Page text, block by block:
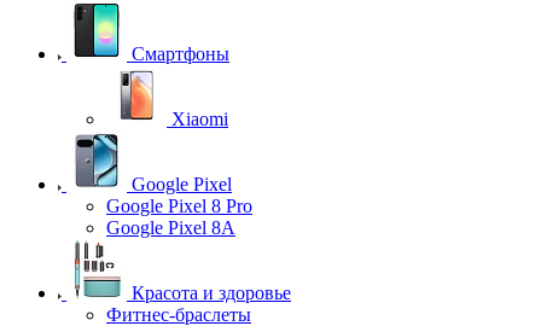
Смартфоны
Xiaomi
Google Pixel
Google Pixel 8 Pro
Google Pixel 8A
Красота и здоровье
Фитнес-браслеты